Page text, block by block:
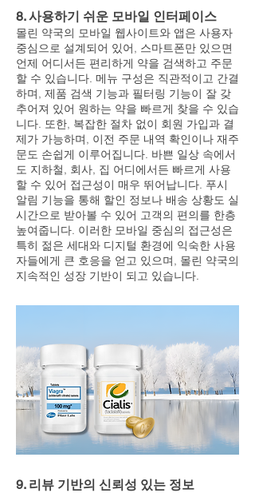
8. 사용하기 쉬운 모바일 인터페이스
몰린 약국의 모바일 웹사이트와 앱은 사용자
중심으로 설계되어 있어, 스마트폰만 있으면
언제 어디서든 편리하게 약을 검색하고 주문
할 수 있습니다. 메뉴 구성은 직관적이고 간결
하며, 제품 검색 기능과 필터링 기능이 잘 갖
추어져 있어 원하는 약을 빠르게 찾을 수 있습
니다. 또한, 복잡한 절차 없이 회원 가입과 결
제가 가능하며, 이전 주문 내역 확인이나 재주
문도 손쉽게 이루어집니다. 바쁜 일상 속에서
도 지하철, 회사, 집 어디에서든 빠르게 사용
할 수 있어 접근성이 매우 뛰어납니다. 푸시
알림 기능을 통해 할인 정보나 배송 상황도 실
시간으로 받아볼 수 있어 고객의 편의를 한층
높여줍니다. 이러한 모바일 중심의 접근성은
특히 젊은 세대와 디지털 환경에 익숙한 사용
자들에게 큰 호응을 얻고 있으며, 몰린 약국의
지속적인 성장 기반이 되고 있습니다.
9. 리뷰 기반의 신뢰성 있는 정보